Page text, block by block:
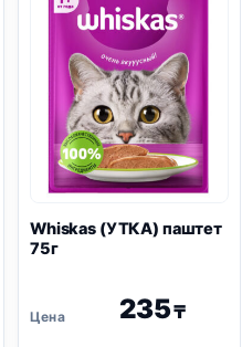
Whiskas (УТКА) паштет
75г
235₸